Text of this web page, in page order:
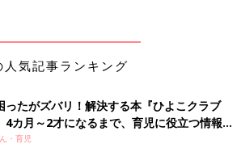
な時間、カオスなきょうだいげんかを見て
あとに、再び動き出す家の中･･･
気記事ランキング
ったがズバリ！解決する本『ひよこクラブ
カ月～2才になるまで、育児に役立つ情報が
！
・育児